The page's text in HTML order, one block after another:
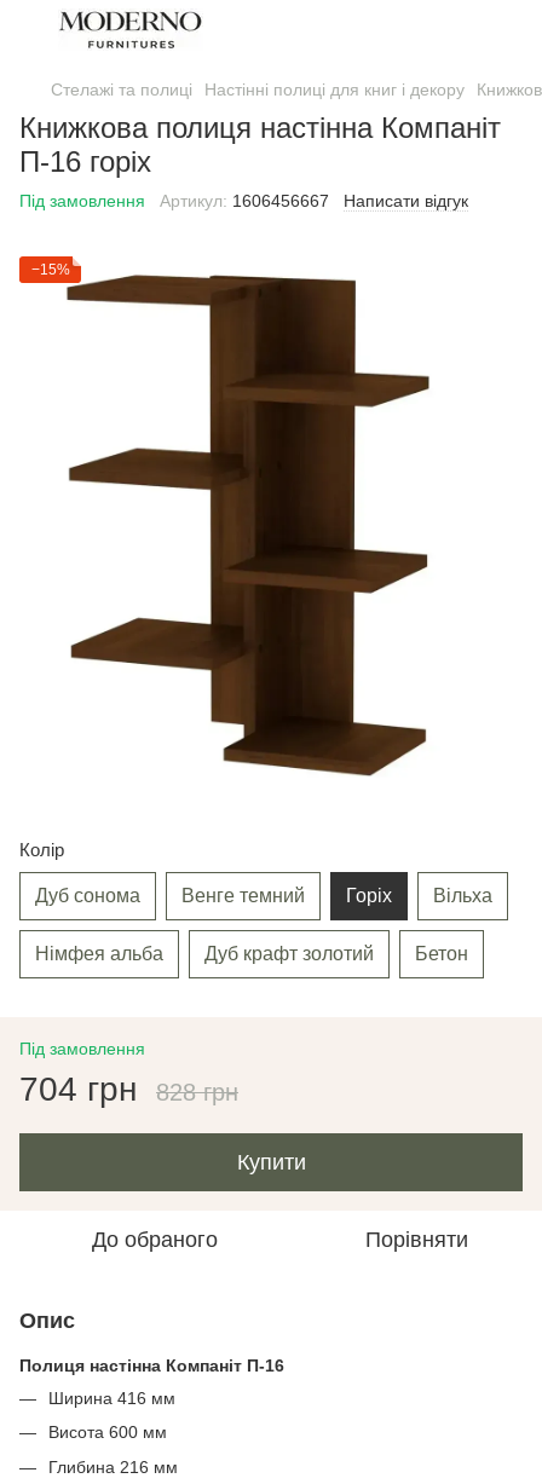
Стелажі та полиці Настінні полиці для книг і декору
Книжкова полиця настінна Компаніт
П-16 горіх
Під замовлення Артикул: 1606456667 Написати відгук
−15%
Колір
Дуб сонома Венге темний Горіх Вільха
Німфея альба Дуб крафт золотий Бетон
Під замовлення
704 грн 828 грн
Купити
До обраного Порівняти
Опис
Полиця настінна Компаніт П-16
Ширина 416 мм
Висота 600 мм
Глибина 216 мм